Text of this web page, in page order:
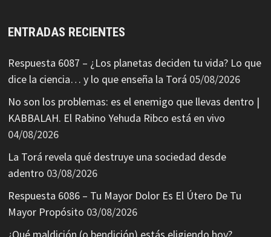
ENTRADAS RECIENTES
Respuesta 6087 – ¿Los planetas deciden tu vida? Lo que
dice la ciencia… y lo que enseña la Torá 05/08/2026
No son los problemas: es el enemigo que llevas dentro |
KABBALAH. El Rabino Yehuda Ribco está en vivo
04/08/2026
La Torá revela qué destruye una sociedad desde
adentro 03/08/2026
Respuesta 6086 – Tu Mayor Dolor Es El Útero De Tu
Mayor Propósito 03/08/2026